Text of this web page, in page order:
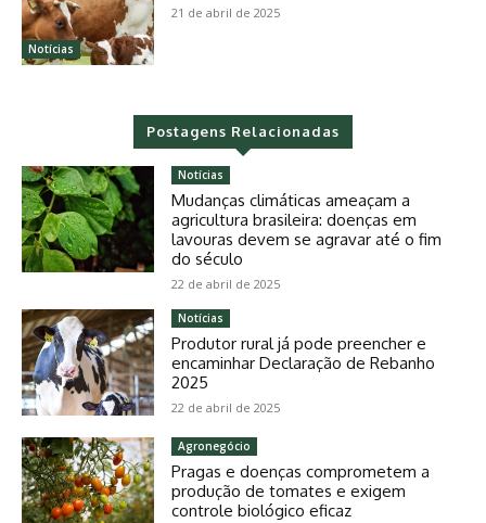
Notícias
21 de abril de 2025
Postagens Relacionadas
Notícias
Mudanças climáticas ameaçam a
agricultura brasileira: doenças em
lavouras devem se agravar até o fim
do século
22 de abril de 2025
Notícias
Produtor rural já pode preencher e
encaminhar Declaração de Rebanho
2025
22 de abril de 2025
Agronegócio
Pragas e doenças comprometem a
produção de tomates e exigem
controle biológico eficaz